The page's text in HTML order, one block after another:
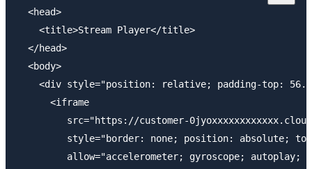
  <head>
    <title>Stream Player</title>
  </head>
  <body>
<div style="position: relative; padding-top:
      <iframe
src="https://customer-
style="border: none; position: absolute;
allow="accelerometer; gyroscope; autoplay;